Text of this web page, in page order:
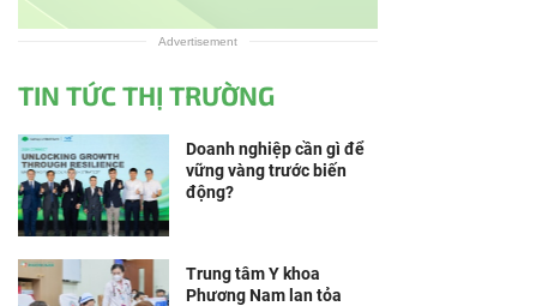
Advertisement
TIN TỨC THỊ TRƯỜNG
Doanh nghiệp cần gì để
vững vàng trước biến
động?
Trung tâm Y khoa
Phương Nam lan tỏa